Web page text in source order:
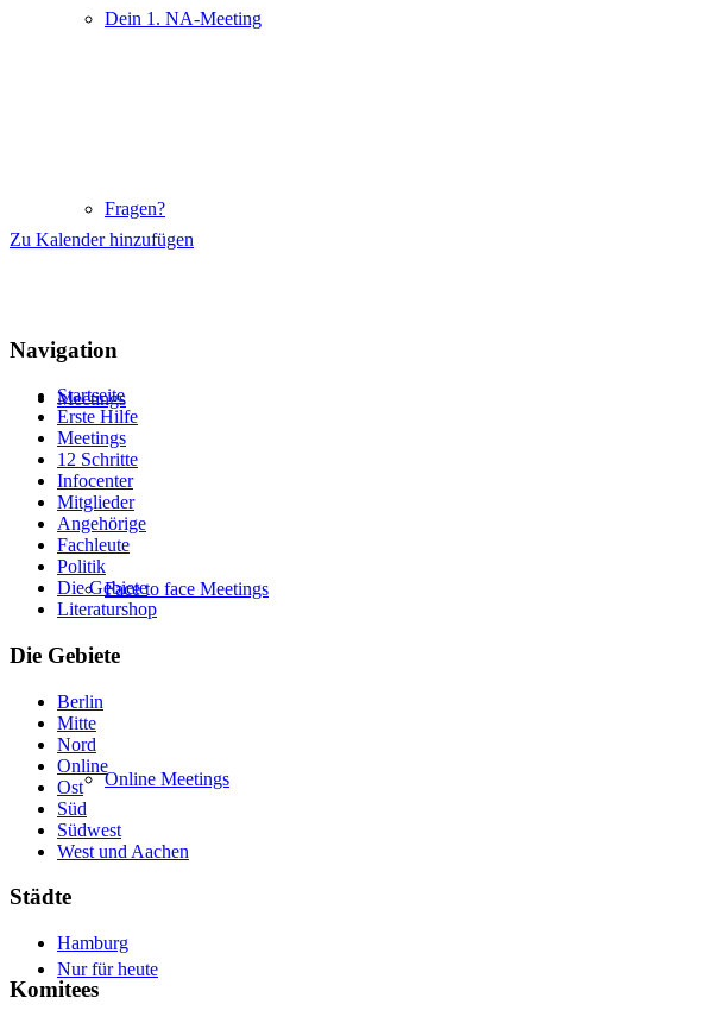
Dein 1. NA-Meeting
Fragen?
Meetings
Face to face Meetings
Online Meetings
Nur für heute
Zu Kalender hinzufügen
Navigation
Startseite
Erste Hilfe
Meetings
12 Schritte
Infocenter
Mitglieder
Angehörige
Fachleute
Politik
Die Gebiete
Literaturshop
Die Gebiete
Berlin
Mitte
Nord
Online
Ost
Süd
Südwest
West und Aachen
Städte
Hamburg
Komitees